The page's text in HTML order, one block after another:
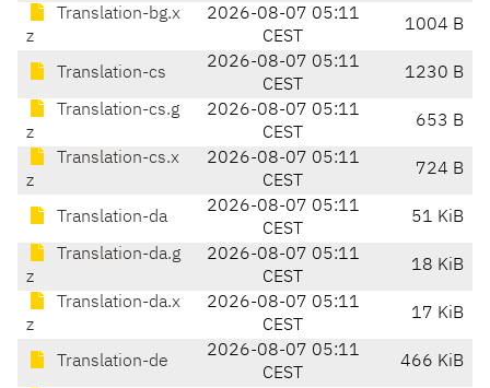
Translation-bg.x
z
2026-08-07 05:11
CEST
1004 B
Translation-cs
2026-08-07 05:11
CEST
1230 B
Translation-cs.g
z
2026-08-07 05:11
CEST
653 B
Translation-cs.x
z
2026-08-07 05:11
CEST
724 B
Translation-da
2026-08-07 05:11
CEST
51 KiB
Translation-da.g
z
2026-08-07 05:11
CEST
18 KiB
Translation-da.x
z
2026-08-07 05:11
CEST
17 KiB
Translation-de
2026-08-07 05:11
CEST
466 KiB